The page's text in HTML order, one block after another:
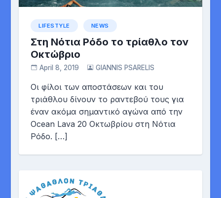
LIFESTYLE NEWS
Στη Νότια Ρόδο το τρίαθλο τον
Οκτώβριο
April 8, 2019 GIANNIS PSARELIS
Οι φίλοι των αποστάσεων και του
τριάθλου δίνουν το ραντεβού τους για
έναν ακόμα σημαντικό αγώνα από την
Ocean Lava 20 Οκτωβρίου στη Νότια
Ρόδο. […]